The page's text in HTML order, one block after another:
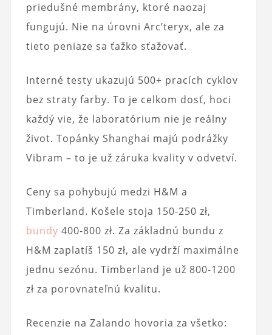
priedušné membrány, ktoré naozaj
fungujú. Nie na úrovni Arc’teryx, ale za
tieto peniaze sa ťažko sťažovať.
Interné testy ukazujú 500+ pracích cyklov
bez straty farby. To je celkom dosť, hoci
každý vie, že laboratórium nie je reálny
život. Topánky Shanghai majú podrážky
Vibram – to je už záruka kvality v odvetví.
Ceny sa pohybujú medzi H&M a
Timberland. Košele stoja 150-250 zł,
bundy 400-800 zł. Za základnú bundu z
H&M zaplatíš 150 zł, ale vydrží maximálne
jednu sezónu. Timberland je už 800-1200
zł za porovnateľnú kvalitu.
Recenzie na Zalando hovoria za všetko: